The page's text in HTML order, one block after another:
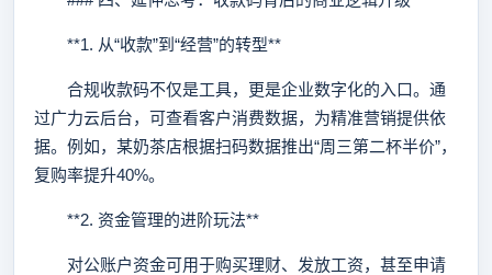
**1. 从“收款”到“经营”的转型**
合规收款码不仅是工具，更是企业数字化的入口。通
过广力云后台，可查看客户消费数据，为精准营销提供依
据。例如，某奶茶店根据扫码数据推出“周三第二杯半价”，
复购率提升40%。
**2. 资金管理的进阶玩法**
对公账户资金可用于购买理财、发放工资，甚至申请